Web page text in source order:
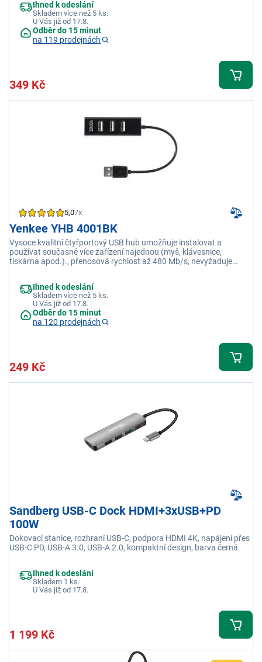
vícenásobnou USB nabíječku s max. nabíjecím proudem 2,4 A na
jednom portu USB, pokud se použije přídavný zdroj energie (není
součástí příslušenství).
Ihned k odeslání
Skladem více než 5 ks.
U Vás již od 17.8.
Odběr do 15 minut
na 119 prodejnách
349 Kč
5,07x
Yenkee YHB 4001BK
Vysoce kvalitní čtyřportový USB hub umožňuje instalovat a
používat současně více zařízení najednou (myš, klávesnice,
tiskárna apod.)., přenosová rychlost až 480 Mb/s, nevyžaduje
Ihned k odeslání
Skladem více než 5 ks.
U Vás již od 17.8.
Odběr do 15 minut
na 120 prodejnách
249 Kč
Sandberg USB-C Dock HDMI+3xUSB+PD
100W
Dokovací stanice, rozhraní USB-C, podpora HDMI 4K, napájení přes
USB-C PD, USB-A 3.0, USB-A 2.0, kompaktní design, barva černá
Ihned k odeslání
Skladem 1 ks.
U Vás již od 17.8.
1 199 Kč